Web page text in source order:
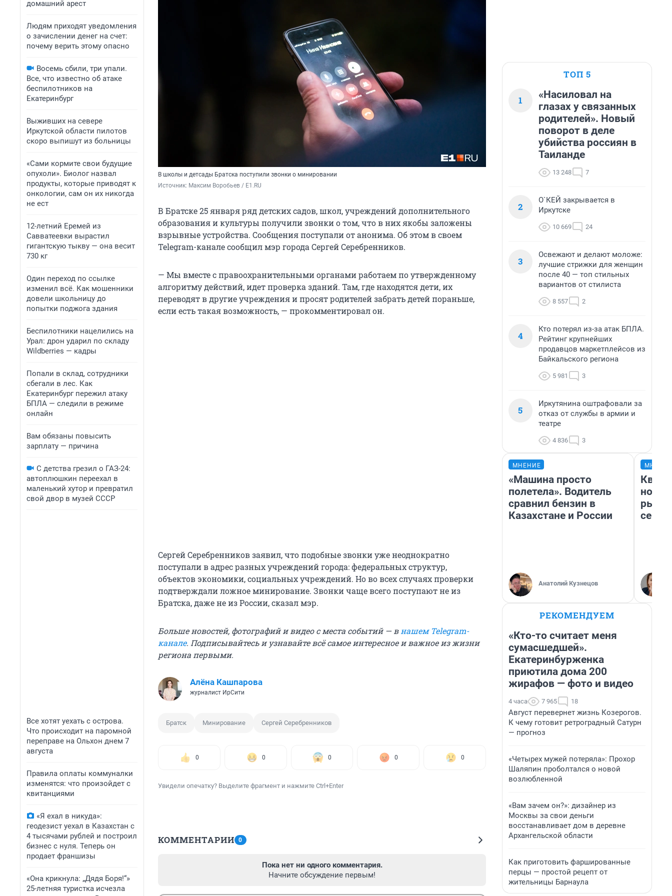
домашний арест
Людям приходят уведомления
о зачислении денег на счет:
почему верить этому опасно
Восемь сбили, три упали.
Все, что известно об атаке
беспилотников на
Екатеринбург
Выживших на севере
Иркутской области пилотов
скоро выпишут из больницы
«Сами кормите свои будущие
опухоли». Биолог назвал
продукты, которые приводят к
онкологии, сам он их никогда
не ест
12-летний Еремей из
Савватеевки вырастил
гигантскую тыкву — она весит
730 кг
Один переход по ссылке
изменил всё. Как мошенники
довели школьницу до
попытки поджога здания
Беспилотники нацелились на
Урал: дрон ударил по складу
Wildberries — кадры
Попали в склад, сотрудники
сбегали в лес. Как
Екатеринбург пережил атаку
БПЛА — следили в режиме
онлайн
Вам обязаны повысить
зарплату — причина
С детства грезил о ГАЗ-24:
автоплюшкин переехал в
маленький хутор и превратил
свой двор в музей СССР
Все хотят уехать с острова.
Что происходит на паромной
переправе на Ольхон днем 7
августа
Правила оплаты коммуналки
изменятся: что произойдет с
квитанциями
«Я ехал в никуда»:
геодезист уехал в Казахстан с
4 тысячами рублей и построил
бизнес с нуля. Теперь он
продает франшизы
«Она крикнула: „Дядя Боря!“»
25-летняя туристка исчезла
В школы и детсады Братска поступили звонки о минировании
Источник: Максим Воробьев / E1.RU
В Братске 25 января ряд детских садов, школ, учреждений дополнительного
образования и культуры получили звонки о том, что в них якобы заложены
взрывные устройства. Сообщения поступали от анонима. Об этом в своем
Telegram-канале сообщил мэр города Сергей Серебренников.
— Мы вместе с правоохранительными органами работаем по утвержденному
алгоритму действий, идет проверка зданий. Там, где находятся дети, их
переводят в другие учреждения и просят родителей забрать детей пораньше,
если есть такая возможность, — прокомментировал он.
Сергей Серебренников заявил, что подобные звонки уже неоднократно
поступали в адрес разных учреждений города: федеральных структур,
объектов экономики, социальных учреждений. Но во всех случаях проверки
подтверждали ложное минирование. Звонки чаще всего поступают не из
Братска, даже не из России, сказал мэр.
Больше новостей, фотографий и видео с места событий — в нашем Telegram-
канале. Подписывайтесь и узнавайте всё самое интересное и важное из жизни
региона первыми.
Алёна Кашпарова
журналист ИрСити
Братск Минирование Сергей Серебренников
0 0 0 0 0
Увидели опечатку? Выделите фрагмент и нажмите Ctrl+Enter
КОММЕНТАРИИ 0
Пока нет ни одного комментария.
Начните обсуждение первым!
ТОП 5
1
«Насиловал на
глазах у связанных
родителей». Новый
поворот в деле
убийства россиян в
Таиланде
13 248 7
2
О`КЕЙ закрывается в
Иркутске
10 669 24
3
Освежают и делают моложе:
лучшие стрижки для женщин
после 40 — топ стильных
вариантов от стилиста
8 557 2
4
Кто потерял из-за атак БПЛА.
Рейтинг крупнейших
продавцов маркетплейсов из
Байкальского региона
5 981 3
5
Иркутянина оштрафовали за
отказ от службы в армии и
театре
4 836 3
МНЕНИЕ
«Машина просто
полетела». Водитель
сравнил бензин в
Казахстане и России
Анатолий Кузнецов
но
РЕКОМЕНДУЕМ
«Кто-то считает меня
сумасшедшей».
Екатеринбурженка
приютила дома 200
жирафов — фото и видео
4 часа 7 965 18
Август перевернет жизнь Козерогов.
К чему готовит ретроградный Сатурн
— прогноз
«Четырех мужей потеряла»: Прохор
Шаляпин проболтался о новой
возлюбленной
«Вам зачем он?»: дизайнер из
Москвы за свои деньги
восстанавливает дом в деревне
Архангельской области
Как приготовить фаршированные
перцы — простой рецепт от
жительницы Барнаула